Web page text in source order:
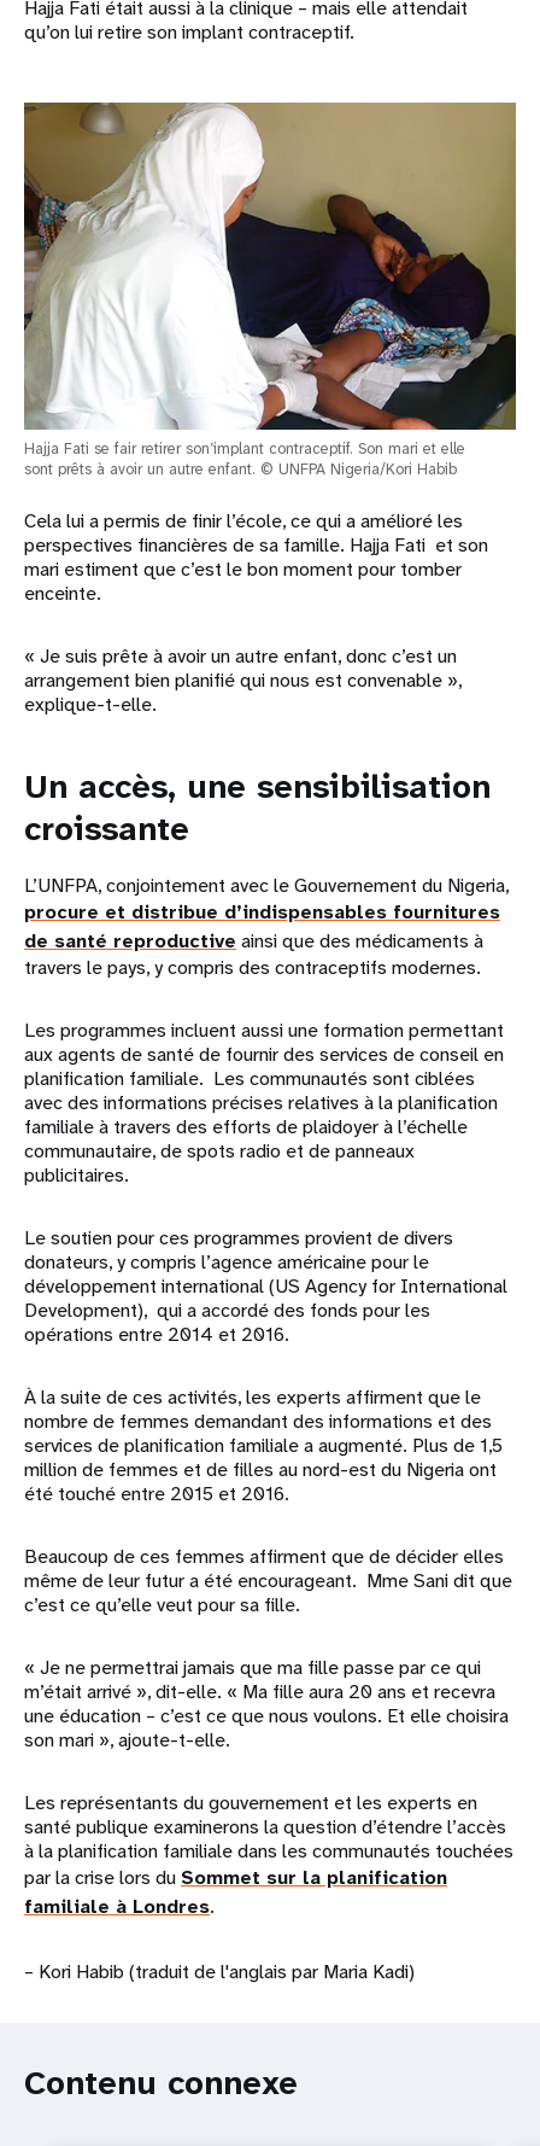
Hajja Fati était aussi à la clinique – mais elle attendait
qu’on lui retire son implant contraceptif.
Hajja Fati se fair retirer son’implant contraceptif. Son mari et elle
sont prêts à avoir un autre enfant. © UNFPA Nigeria/Kori Habib
Cela lui a permis de finir l’école, ce qui a amélioré les
perspectives financières de sa famille. Hajja Fati et son
mari estiment que c’est le bon moment pour tomber
enceinte.
« Je suis prête à avoir un autre enfant, donc c’est un
arrangement bien planifié qui nous est convenable »,
explique-t-elle.
Un accès, une sensibilisation
croissante
L’UNFPA, conjointement avec le Gouvernement du Nigeria,
procure et distribue d’indispensables fournitures
de santé reproductive ainsi que des médicaments à
travers le pays, y compris des contraceptifs modernes.
Les programmes incluent aussi une formation permettant
aux agents de santé de fournir des services de conseil en
planification familiale. Les communautés sont ciblées
avec des informations précises relatives à la planification
familiale à travers des efforts de plaidoyer à l’échelle
communautaire, de spots radio et de panneaux
publicitaires.
Le soutien pour ces programmes provient de divers
donateurs, y compris l’agence américaine pour le
développement international (US Agency for International
Development), qui a accordé des fonds pour les
opérations entre 2014 et 2016.
À la suite de ces activités, les experts affirment que le
nombre de femmes demandant des informations et des
services de planification familiale a augmenté. Plus de 1,5
million de femmes et de filles au nord-est du Nigeria ont
été touché entre 2015 et 2016.
Beaucoup de ces femmes affirment que de décider elles
même de leur futur a été encourageant. Mme Sani dit que
c’est ce qu’elle veut pour sa fille.
« Je ne permettrai jamais que ma fille passe par ce qui
m’était arrivé », dit-elle. « Ma fille aura 20 ans et recevra
une éducation – c’est ce que nous voulons. Et elle choisira
son mari », ajoute-t-elle.
Les représentants du gouvernement et les experts en
santé publique examinerons la question d’étendre l’accès
à la planification familiale dans les communautés touchées
par la crise lors du Sommet sur la planification
familiale à Londres.
– Kori Habib (traduit de l'anglais par Maria Kadi)
Contenu connexe